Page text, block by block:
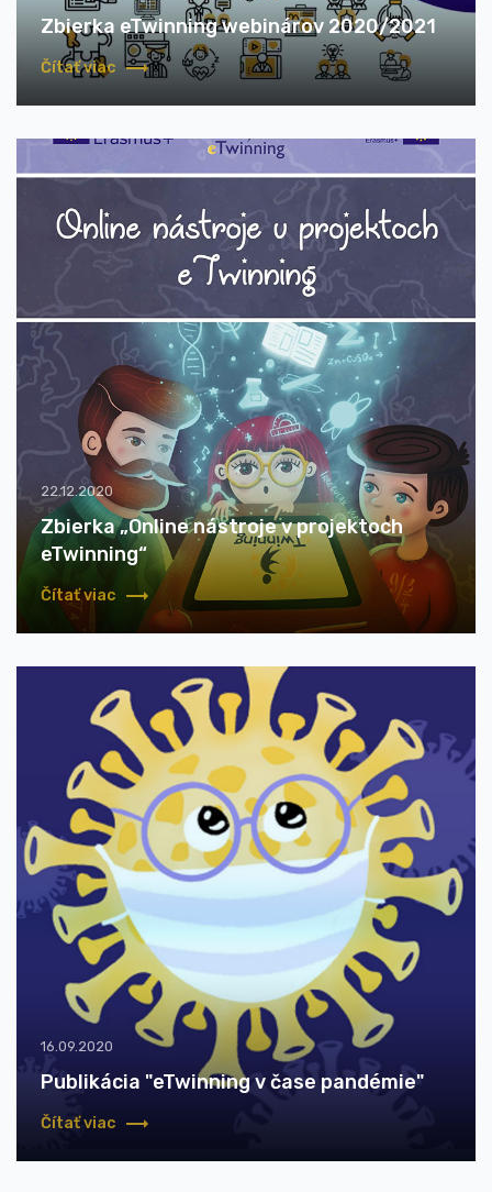
Zbierka eTwinning webinárov 2020/2021
Čítať viac
22.12.2020
Zbierka „Online nástroje v projektoch
eTwinning“
Čítať viac
16.09.2020
Publikácia "eTwinning v čase pandémie"
Čítať viac